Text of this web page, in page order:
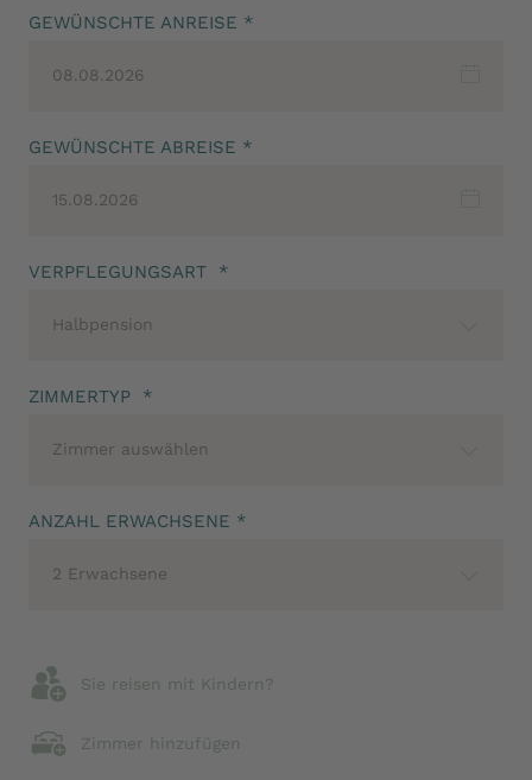
GEWÜNSCHTE ANREISE *
08.08.2026
GEWÜNSCHTE ABREISE *
15.08.2026
VERPFLEGUNGSART *
Halbpension
ZIMMERTYP *
Zimmer auswählen
ANZAHL ERWACHSENE *
2 Erwachsene
Sie reisen mit Kindern?
Zimmer hinzufügen